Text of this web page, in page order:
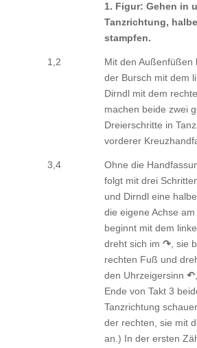
1. Figur: Gehen in
Tanzrichtung,
stampfen.
1,2
Mit den Außenfüßen
der Bursch mit dem
Dirndl mit dem
machen beide zwei
Dreierschritte in
vorderer
3,4
Ohne die
folgt mit drei
und Dirndl eine
die eigene Achse
beginnt mit dem
dreht sich im ↷, sie
rechten Fuß und
den Uhrzeigersinn ↶
Ende von Takt 3
Tanzrichtung
der rechten, sie mit
an.) In der ersten